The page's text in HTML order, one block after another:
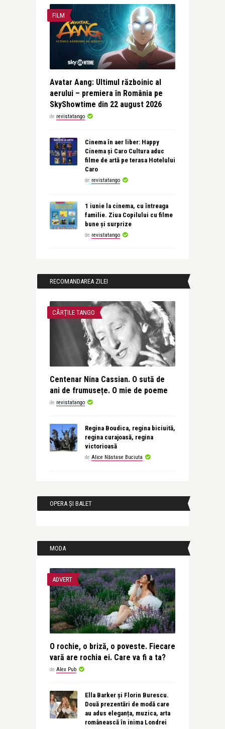
FILM
Avatar Aang: Ultimul războinic al
aerului – premiera în România pe
SkyShowtime din 22 august 2026
de revistatango
Cinema în aer liber: Happy
Cinema și Caro Cultura aduc
filme de artă pe terasa Hotelului
Caro
de revistatango
1 iunie la cinema, cu întreaga
familie. Ziua Copilului cu filme
bune și surprize
de revistatango
RECOMANDAREA ZILEI
CĂRȚILE TANGO
Centenar Nina Cassian. O sută de
ani de frumusețe. O mie de poeme
de revistatango
Regina Boudica, regina biciuită,
regina curajoasă, regina
victorioasă
de Alice Năstase Buciuta
OPERA ȘI BALET
MODA
ADVERT
O rochie, o briză, o poveste. Fiecare
vară are rochia ei. Care va fi a ta?
de Alex Pub
Ella Barker și Florin Burescu.
Două prezentări de modă care
au adus eleganța, muzica, arta
românească în inima Londrei